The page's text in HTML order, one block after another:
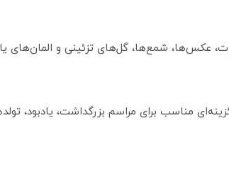
عکس‌ها، شمع‌ها، گل‌های تزئینی و المان‌های
مناسب برای مراسم بزرگداشت، یادبود،